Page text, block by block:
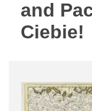
and
Ciebie!